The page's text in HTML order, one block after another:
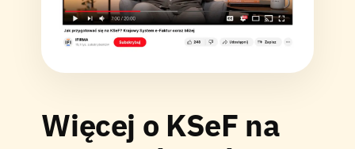
Więcej o KSeF na